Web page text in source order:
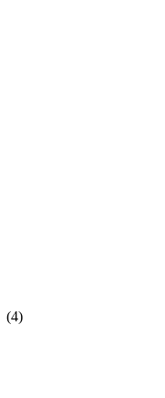
(4)